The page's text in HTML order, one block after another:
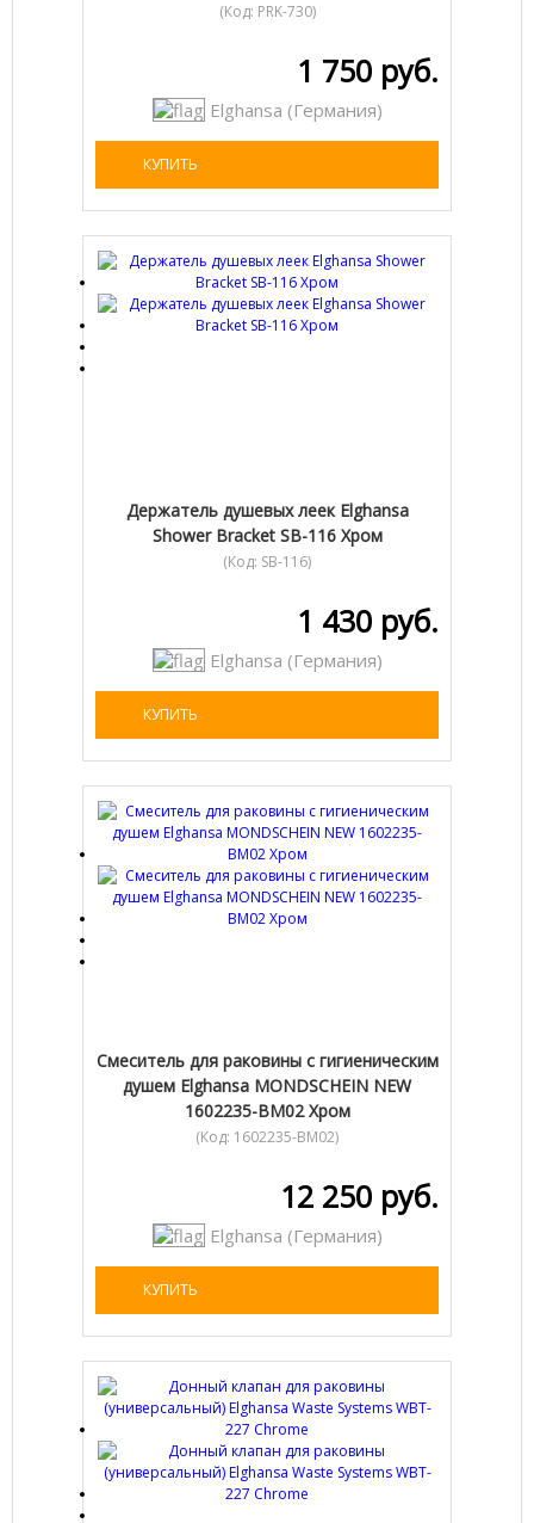
(Код: PRK-730)
1 750 руб.
Elghansa (Германия)
КУПИТЬ
Держатель душевых леек Elghansa
Shower Bracket SB-116 Хром
(Код: SB-116)
1 430 руб.
Elghansa (Германия)
КУПИТЬ
Смеситель для раковины с гигиеническим
душем Elghansa MONDSCHEIN NEW
1602235-BM02 Хром
(Код: 1602235-BM02)
12 250 руб.
Elghansa (Германия)
КУПИТЬ